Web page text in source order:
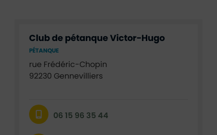
Club de pétanque Victor-Hugo
PÉTANQUE
rue Frédéric-Chopin
92230 Gennevilliers
06 15 96 35 44